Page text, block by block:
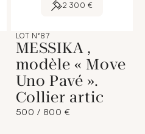
2 300 €
LOT N°87
MESSIKA ,
modèle « Move
Uno Pavé ».
Collier artic
500 / 800 €